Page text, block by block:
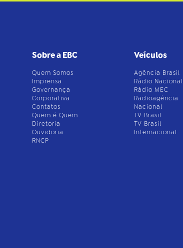
Sobre a EBC
Quem Somos
Imprensa
Governança
Corporativa
Contatos
Quem é Quem
Diretoria
Ouvidoria
RNCP
Veículos
Agência Brasil
Rádio Nacional
Rádio MEC
Radioagência
Nacional
TV Brasil
TV Brasil
Internacional